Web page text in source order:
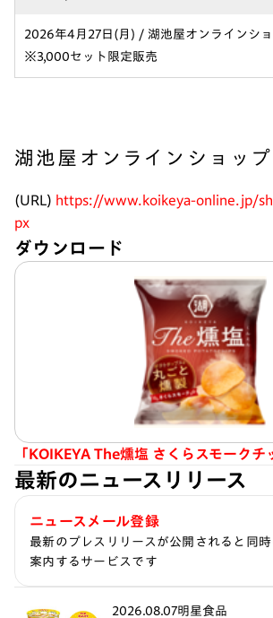
2026年4月27日(月) / 湖池屋オンラインシ
※3,000セット限定販売
湖池屋オンラインショップ
(URL) https://www.koikeya-online.jp/
px
ダウンロード
「KOIKEYA The燻塩 さくらスモークチ
最新のニュースリリース
ニュースメール登録
最新のプレスリリースが公開されると同
案内するサービスです
2026.08.07明星食品